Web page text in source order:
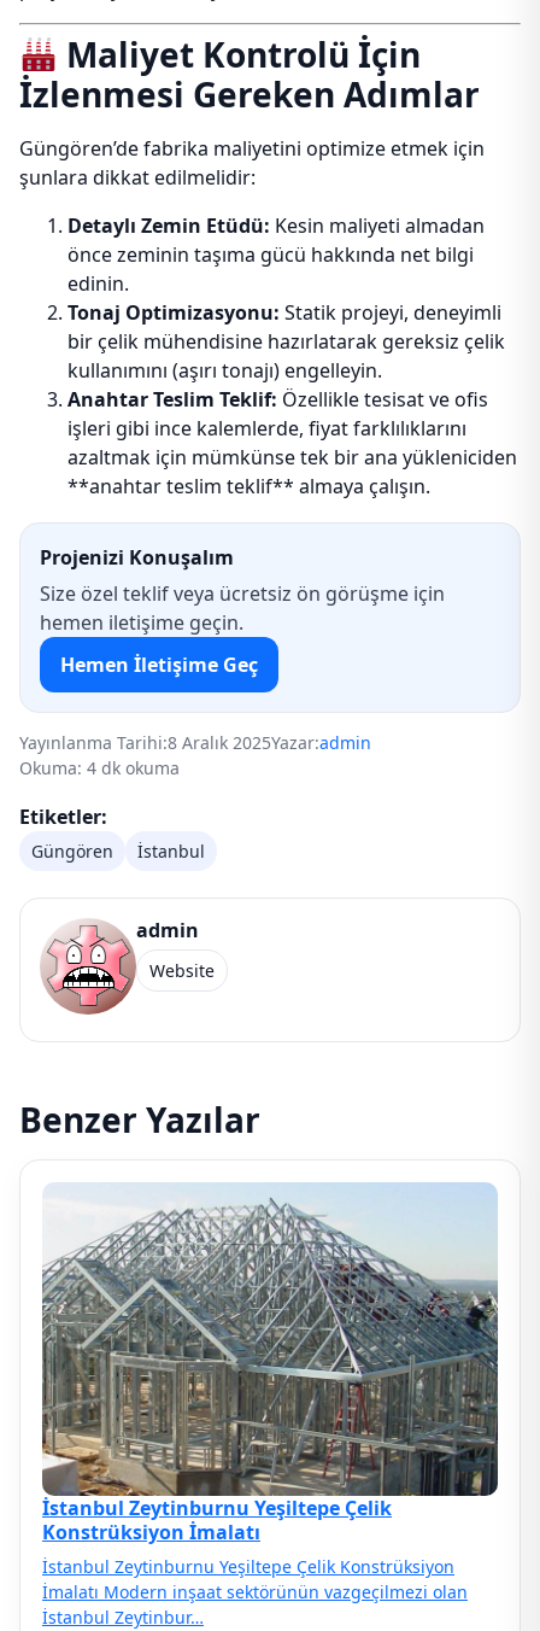
Maliyet Kontrolü İçin
İzlenmesi Gereken Adımlar
Güngören’de fabrika maliyetini optimize etmek için
şunlara dikkat edilmelidir:
Detaylı Zemin Etüdü: Kesin maliyeti almadan
önce zeminin taşıma gücü hakkında net bilgi
edinin.
Tonaj Optimizasyonu: Statik projeyi, deneyimli
bir çelik mühendisine hazırlatarak gereksiz çelik
kullanımını (aşırı tonajı) engelleyin.
Anahtar Teslim Teklif: Özellikle tesisat ve ofis
işleri gibi ince kalemlerde, fiyat farklılıklarını
azaltmak için mümkünse tek bir ana yükleniciden
**anahtar teslim teklif** almaya çalışın.
Projenizi Konuşalım
Size özel teklif veya ücretsiz ön görüşme için
hemen iletişime geçin.
Hemen İletişime Geç
Yayınlanma Tarihi:8 Aralık 2025Yazar:admin
Okuma: 4 dk okuma
Etiketler:
Güngören İstanbul
admin
Website
Benzer Yazılar
İstanbul Zeytinburnu Yeşiltepe Çelik
Konstrüksiyon İmalatı
İstanbul Zeytinburnu Yeşiltepe Çelik Konstrüksiyon
İmalatı Modern inşaat sektörünün vazgeçilmezi olan
İstanbul Zeytinbur…